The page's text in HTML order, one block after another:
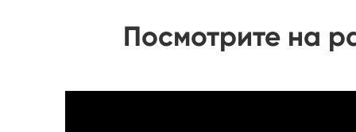
Посмотрите на